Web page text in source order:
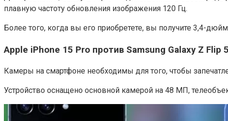
плавную частоту обновления изображения 120 Гц.
Более того, когда вы его приобретете, вы получите 3,4-
Apple iP͏hone 15 Pro против Samsung G͏alaxy ͏Z ͏Flip
Камеры на смартфоне необходимы для того, чтобы
Устройство оснащено основной камерой на 48 МП,